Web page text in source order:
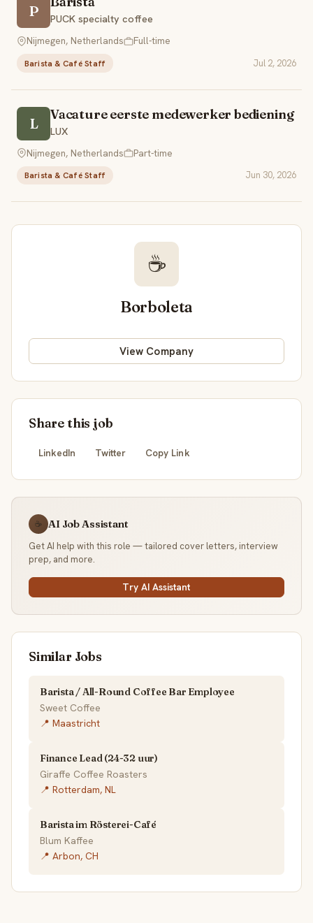
P
PUCK specialty coffee
Nijmegen, Netherlands
Full-time
Barista & Café Staff Jul 2, 2026
L
Vacature eerste medewerker bediening
LUX
Nijmegen, Netherlands
Part-time
Barista & Café Staff Jun 30, 2026
☕
Borboleta
View Company
Share this job
LinkedIn Twitter Copy Link
☕ AI Job Assistant
Get AI help with this role — tailored cover letters, interview
prep, and more.
Try AI Assistant
Similar Jobs
Barista / All-Round Coffee Bar Employee
Sweet Coffee
📍 Maastricht
Finance Lead (24-32 uur)
Giraffe Coffee Roasters
📍 Rotterdam, NL
Barista im Rösterei-Café
Blum Kaffee
📍 Arbon, CH